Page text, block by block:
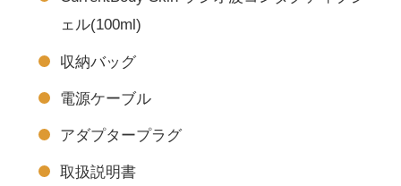
ェル(100ml)
収納バッグ
電源ケーブル
アダプタープラグ
取扱説明書